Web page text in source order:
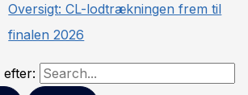
Oversigt: CL-lodtrækningen frem til
finalen 2026
efter: